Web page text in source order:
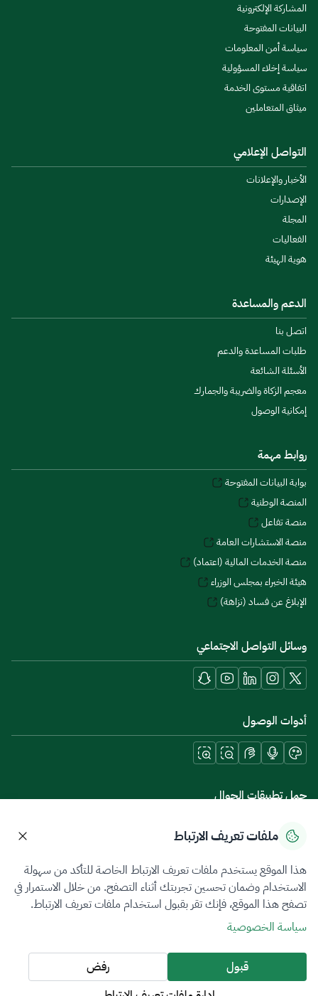
المشاركة الإلكترونية
البيانات المفتوحة
سياسة أمن المعلومات
سياسة إخلاء المسؤولية
اتفاقية مستوى الخدمة
ميثاق المتعاملين
التواصل الإعلامي
الأخبار والإعلانات
الإصدارات
المجلة
الفعاليات
هوية الهيئة
الدعم والمساعدة
اتصل بنا
طلبات المساعدة والدعم
الأسئلة الشائعة
معجم الزكاة والضريبة والجمارك
إمكانية الوصول
روابط مهمة
بوابة البيانات المفتوحة
المنصة الوطنية
منصة تفاعل
منصة الاستشارات العامة
منصة الخدمات المالية (اعتماد)
هيئة الخبراء بمجلس الوزراء
الإبلاغ عن فساد (نزاهة)
وسائل التواصل الاجتماعي
أدوات الوصول
حمل تطبيقات الجوال
سياسة الخصوصيةشروط الاستخدامخريطة الموقع
جميع الحقوق محفوظة 2026 © ZATCA.GOV.SA
تم تطويره وصيانته بواسطة هيئة الزكاة والضريبة والجمارك
آخر تحديث للموقع في
ملفات تعريف الارتباط
هذا الموقع يستخدم ملفات تعريف الارتباط الخاصة للتأكد من سهولة
الاستخدام وضمان تحسين تجربتك أثناء التصفح. من خلال الاستمرار في
تصفح هذا الموقع، فإنك تقر بقبول استخدام ملفات تعريف الارتباط.
سياسة الخصوصية
قبول
رفض